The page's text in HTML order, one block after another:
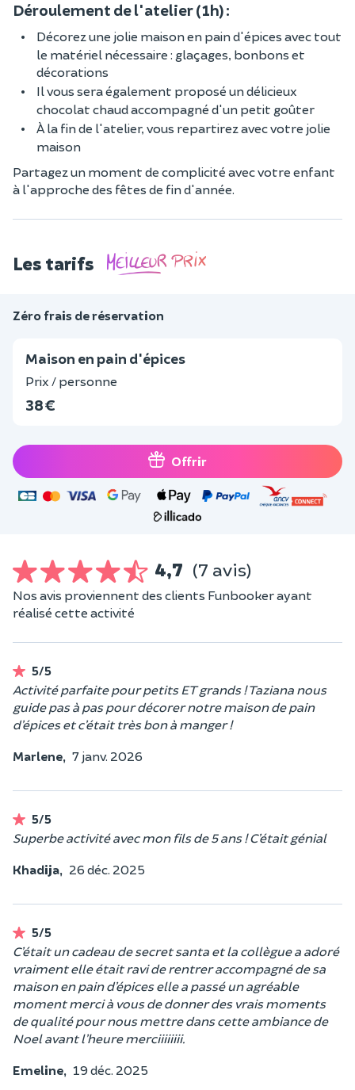
Déroulement de l'atelier (1h) :
Décorez une jolie maison en pain d'épices avec tout
le matériel nécessaire : glaçages, bonbons et
décorations
Il vous sera également proposé un délicieux
chocolat chaud accompagné d'un petit goûter
À la fin de l'atelier, vous repartirez avec votre jolie
maison
Partagez un moment de complicité avec votre enfant
à l'approche des fêtes de fin d'année.
Les tarifs
Zéro frais de réservation
Maison en pain d'épices
Prix / personne
38 €
Offrir
4,7 (7 avis)
Nos avis proviennent des clients Funbooker ayant
réalisé cette activité
5/5
Activité parfaite pour petits ET grands ! Taziana nous
guide pas à pas pour décorer notre maison de pain
d’épices et c’était très bon à manger !
Marlene, 7 janv. 2026
5/5
Superbe activité avec mon fils de 5 ans ! C’était génial
Khadija, 26 déc. 2025
5/5
C’était un cadeau de secret santa et la collègue a adoré
vraiment elle était ravi de rentrer accompagné de sa
maison en pain d’épices elle a passé un agréable
moment merci à vous de donner des vrais moments
de qualité pour nous mettre dans cette ambiance de
Noel avant l’heure merciiiiiiii.
Emeline, 19 déc. 2025